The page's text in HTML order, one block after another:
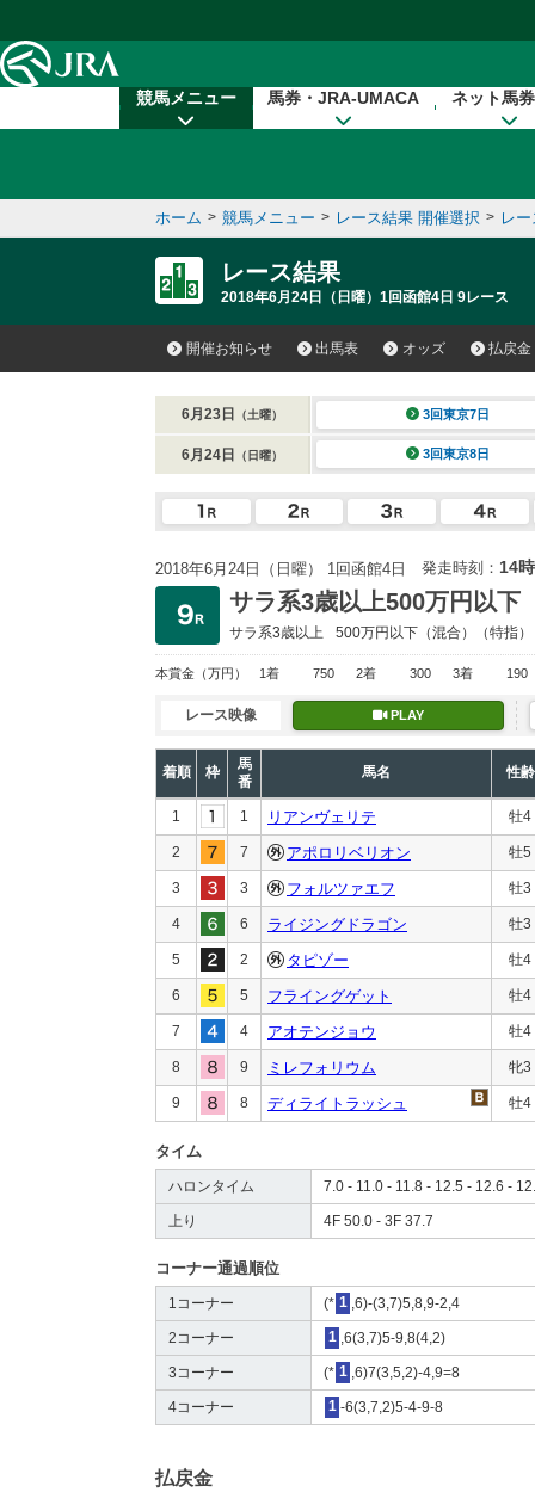
競馬メニュー 馬券・JRA-UMACA ネット馬
ホーム > 競馬メニュー > レース結果 開催選択 > レ
レース結果
2018年6月24日（日曜）1回函館4日 9レース
開催お知らせ 出馬表 オッズ 払戻金
6月23日 （土曜） 3回東京7日
6月24日 （日曜） 3回東京8日
2018年6月24日（日曜） 1回函館4日 発走時刻： 14
サラ系3歳以上500万円以下
サラ系3歳以上 500万円以下 （混合）（特指）
本賞金 （万円） 1着 750 2着 300 3着 190
レース映像 PLAY
着順 枠
馬
番
馬名 性齢
1 1 リアンヴェリテ 牡4
2 7 アポロリベリオン 牡5
3 3 フォルツァエフ 牡3
4 6 ライジングドラゴン 牡3
5 2 タピゾー 牡4
6 5 フライングゲット 牡4
7 4 アオテンジョウ 牡4
8 9 ミレフォリウム 牝3
9 8 ディライトラッシュ 牡4
タイム
ハロンタイム 7.0 - 11.0 - 11.8 - 12.5 - 12.6 -
上り 4F 50.0 - 3F 37.7
コーナー通過順位
1コーナー (* 1 ,6)-(3,7)5,8,9-2,4
2コーナー 1 ,6(3,7)5-9,8(4,2)
3コーナー (* 1 ,6)7(3,5,2)-4,9=8
4コーナー 1 -6(3,7,2)5-4-9-8
払戻金